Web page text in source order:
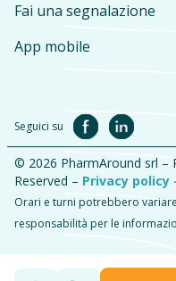
Fai una segnalazione
App mobile
Seguici su
© 2026 PharmAround srl –
Reserved – Privacy policy
Orari e turni potrebbero
responsabilità per le